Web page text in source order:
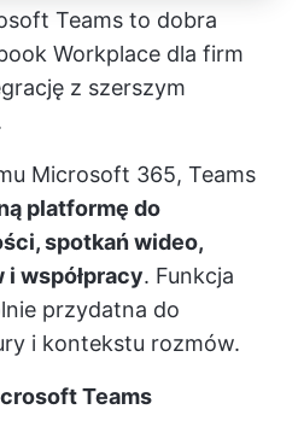
Teams to dobra
Workplace dla firm
z szerszym
Microsoft 365, Teams
platformę do
spotkań wideo,
współpracy. Funkcja
przydatna do
i kontekstu rozmów.
Teams